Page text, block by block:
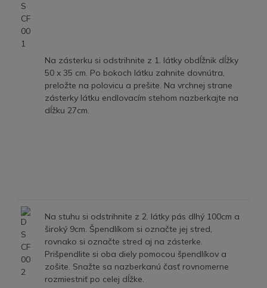
Na zásterku si odstrihnite z 1. látky obdĺžnik dĺžky
50 x 35 cm. Po bokoch látku zahnite dovnútra,
preložte na polovicu a prešite. Na vrchnej strane
zásterky látku endlovacím stehom nazberkajte na
dĺžku 27cm.
Na stuhu si odstrihnite z 2. látky pás dlhý 100cm a
široký 9cm. Špendlíkom si označte jej stred,
rovnako si označte stred aj na zásterke.
Prišpendlite si oba diely pomocou špendlíkov a
zošite. Snažte sa nazberkanú časť rovnomerne
rozmiestniť po celej dĺžke.